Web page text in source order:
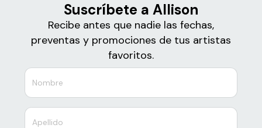
Suscríbete a Allison
Recibe antes que nadie las fechas,
preventas y promociones de tus artistas
favoritos.